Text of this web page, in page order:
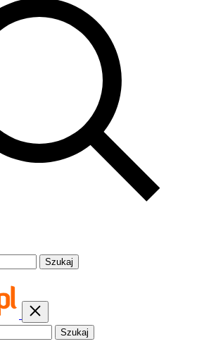
Szukaj
Szukaj